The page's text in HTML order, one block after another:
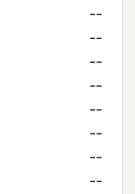
--
--
--
--
--
--
--
--